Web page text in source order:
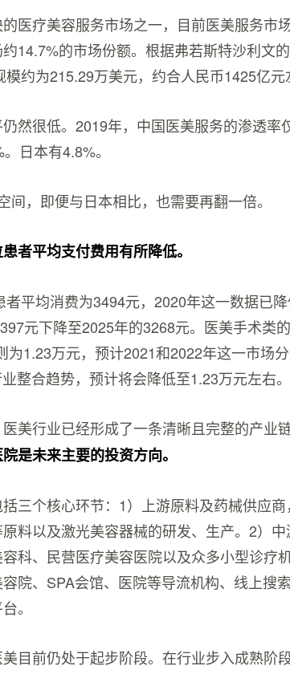
医疗美容服务市场之一，目前医美服务市
14.7%的市场份额。根据弗若斯特沙利文
约为215.29万美元，约合人民币1425亿元
然很低。2019年，中国医美服务的渗透率
日本有4.8%。
，即便与日本相比，也需要再翻一倍。
者平均支付费用有所降低。
平均消费为3494元，2020年这一数据已
元下降至2025年的3268元。医美手术类
为1.23万元，预计2021和2022年这一市场
整合趋势，预计将会降低至1.23万元左右。
美行业已经形成了一条清晰且完整的产业链
是未来主要的投资方向。
三个核心环节：1）上游原料及药械供应
料以及激光美容器械的研发、生产。2）
科、民营医疗美容医院以及众多小型诊疗
院、SPA会馆、医院等导流机构、线上搜
。
目前仍处于起步阶段。在行业步入成熟阶